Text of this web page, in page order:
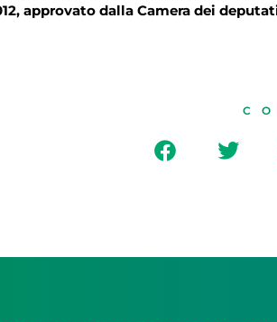
approvato dalla Camera dei